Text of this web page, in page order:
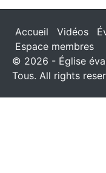
Accueil Vidéos
Espace membres
© 2026 - Église
Tous. All rights